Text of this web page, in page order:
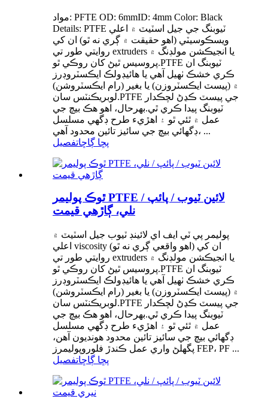
مواد: PFTE OD: 6mmID: 4mm Color: Black
Details: PTFE ٽيوبنگ جي جيل اسٽيٽ ۾ اعلي
ويسڪوسيٽي (اهو حقيقت ۾ ڳري نه ٿو) ان کي
روايتي طور تي extruders يا انجيڪشن مولڊنگ ۾
پروسيس ٿيڻ کان روڪي ٿو.PTFE ٽيوبنگ ان
ڪري خشڪ ٺهيل آهي يا هائيڊولڪ ايڪسٽروڊرز
۾ (پيسٽ ايڪسٽروزن) يا بغير (رام ايڪسٽروشن)
لوبريڪنٽس سان.PTFE جي پيسٽ ڪڍڻ لچڪدار
ٽيوبنگ پيدا ڪري ٿي.بهرحال، اهو هڪ بيچ جي
عمل ۾ ٿئي ٿو ۽ اهڙيء طرح ڊگهي مسلسل
ڊگھائي بيچ جي سائيز تائين محدود آهي، ...
پڇا ڳاڇاتفصيل
ٿوڪ پوليمر PTFE لائين ٽيوب / پائپ /
نلي، ڳاڙهي قيمت
پوليمر پي ٽي ايف اي لائينڊ ٽيوب جيل اسٽيٽ ۾
اعلي viscosity (اهو واقعي ڳري نه ٿو) ان کي
روايتي طور تي extruders يا انجيڪشن مولڊنگ ۾
پروسيس ٿيڻ کان روڪي ٿو.PTFE ٽيوبنگ ان
ڪري خشڪ ٺهيل آهي يا هائيڊولڪ ايڪسٽروڊرز
۾ (پيسٽ ايڪسٽروزن) يا بغير (رام ايڪسٽروشن)
لوبريڪنٽس سان.PTFE جي پيسٽ ڪڍڻ لچڪدار
ٽيوبنگ پيدا ڪري ٿي.بهرحال، اهو هڪ بيچ جي
عمل ۾ ٿئي ٿو ۽ اهڙيء طرح ڊگهي مسلسل
ڊگھائي بيچ جي سائيز تائين محدود هونديون آهن،
پگھلڻ واري عمل ڪندڙ فلوروپوليمرز FEP، PF ...
پڇا ڳاڇاتفصيل